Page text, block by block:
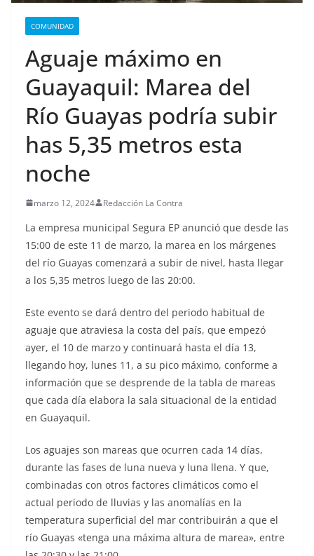
COMUNIDAD
Aguaje máximo en
Guayaquil: Marea del
Río Guayas podría subir
has 5,35 metros esta
noche
marzo 12, 2024 Redacción La Contra
La empresa municipal Segura EP anunció que desde las
15:00 de este 11 de marzo, la marea en los márgenes
del río Guayas comenzará a subir de nivel, hasta llegar
a los 5,35 metros luego de las 20:00.
Este evento se dará dentro del periodo habitual de
aguaje que atraviesa la costa del país, que empezó
ayer, el 10 de marzo y continuará hasta el día 13,
llegando hoy, lunes 11, a su pico máximo, conforme a
información que se desprende de la tabla de mareas
que cada día elabora la sala situacional de la entidad
en Guayaquil.
Los aguajes son mareas que ocurren cada 14 días,
durante las fases de luna nueva y luna llena. Y que,
combinadas con otros factores climáticos como el
actual periodo de lluvias y las anomalías en la
temperatura superficial del mar contribuirán a que el
río Guayas «tenga una máxima altura de marea», entre